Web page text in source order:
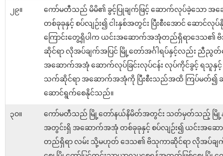
၂၉။
ကော်မတီသည် မိမိ၏ ခွင့်ပြုချက်ဖြင့် ဆောက်လုပ်ခဲ့သော
တစ်ခုခုနှင့် စပ်လျဉ်း၍ ငါးနှစ်အတွင်း ပြီးစီးအောင် ဆောင်လုပ်နို
ကြောင်းတွေ့ရှိပါက ယင်းအဆောက်အအုံတည်ရှိရာဒေသ၏
ဆိုင်ရာ လိုအပ်ချက်အပြင် မြို့တော်အင်္ဂါရပ်နှင့်လည်း ညီညွတ်
အဆောက်အအုံ ဆောက်လုပ်ခြင်းလုပ်ငန်း လုပ်ကိုင်ခွင့် ရသူနှင့်
သက်ဆိုင်ရာ အဆောက်အအုံကို ပြီးစီးသည်အထိ ကြပ်မတ်
ဆောင်ရွက်စေနိုင်သည်။
၃ဝ။
ကော်မတီသည် မြို့တော်နယ်နိမိတ်အတွင်း သတ်မှတ်သည့် မြို့န
အတွင်းရှိ အဆောက်အအုံ တစ်ခုခုနှင့် စပ်လျဉ်း၍ ယင်းအဆ
တည်ရှိရာ လမ်း သို့မဟုတ် ဒေသ၏ ဗိသုကာဆိုင်ရာ လိုအပ်ချ